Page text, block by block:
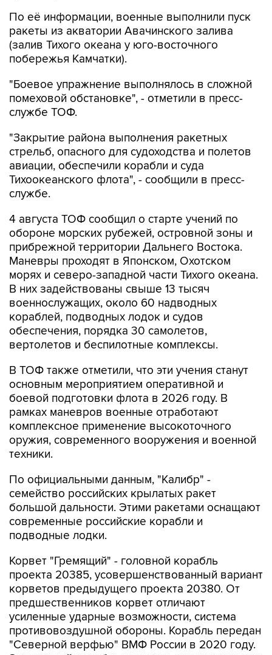
(залив Тихого океана у юго-восточного
побережья Камчатки).
"Боевое упражнение выполнялось в сложной
службе ТОФ.
"Закрытие района выполнения ракетных
авиации, обеспечили корабли и суда
Тихоокеанского флота", - сообщили в пресс-
службе.
4 августа ТОФ сообщил о старте учений по
прибрежной территории Дальнего Востока.
Маневры проходят в Японском, Охотском
морях и северо-западной части Тихого океана.
В них задействованы свыше 13 тысяч
военнослужащих, около 60 надводных
кораблей, подводных лодок и судов
обеспечения, порядка 30 самолетов,
вертолетов и беспилотные комплексы.
В ТОФ также отметили, что эти учения станут
боевой подготовки флота в 2026 году. В
рамках маневров военные отработают
комплексное применение высокоточного
оружия, современного вооружения и военной
техники.
По официальными данным, "Калибр" -
большой дальности. Этими ракетами оснащают
современные российские корабли и
подводные лодки.
Корвет "Гремящий" - головной корабль
корветов предыдущего проекта 20380. От
предшественников корвет отличают
усиленные ударные возможности, система
противовоздушной обороны. Корабль передан
"Северной верфью" ВМФ России в 2020 году.
Это первый корабль-носитель крылатых ракет
"Калибр" на Тихоокеанском флоте.